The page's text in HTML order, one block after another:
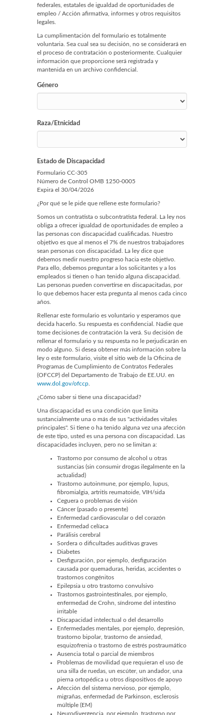
federales, estatales de igualdad de oportunidades de
empleo / Acción afirmativa, informes y otros requisitos
legales.
La cumplimentación del formulario es totalmente
voluntaria. Sea cual sea su decisión, no se considerará en
el proceso de contratación o posteriormente. Cualquier
información que proporcione será registrada y
mantenida en un archivo confidencial.
Género
Raza/Etnicidad
Estado de Discapacidad
Formulario CC-305
Número de Control OMB 1250-0005
Expira el 30/04/2026
¿Por qué se le pide que rellene este formulario?
Somos un contratista o subcontratista federal. La ley nos
obliga a ofrecer igualdad de oportunidades de empleo a
las personas con discapacidad cualificadas. Nuestro
objetivo es que al menos el 7% de nuestros trabajadores
sean personas con discapacidad. La ley dice que
debemos medir nuestro progreso hacia este objetivo.
Para ello, debemos preguntar a los solicitantes y a los
empleados si tienen o han tenido alguna discapacidad.
Las personas pueden convertirse en discapacitadas, por
lo que debemos hacer esta pregunta al menos cada cinco
años.
Rellenar este formulario es voluntario y esperamos que
decida hacerlo. Su respuesta es confidencial. Nadie que
tome decisiones de contratación la verá. Su decisión de
rellenar el formulario y su respuesta no le perjudicarán en
modo alguno. Si desea obtener más información sobre la
ley o este formulario, visite el sitio web de la Oficina de
Programas de Cumplimiento de Contratos Federales
(OFCCP) del Departamento de Trabajo de EE.UU. en
www.dol.gov/ofccp
¿Cómo saber si tiene una discapacidad?
Una discapacidad es una condición que limita
sustancialmente una o más de sus "actividades vitales
principales". Si tiene o ha tenido alguna vez una afección
de este tipo, usted es una persona con discapacidad. Las
discapacidades incluyen, pero no se limitan a:
Trastorno por consumo de alcohol u otras
sustancias (sin consumir drogas ilegalmente en la
actualidad)
Trastorno autoinmune, por ejemplo, lupus,
fibromialgia, artritis reumatoide, VIH/sida
Ceguera o problemas de visión
Cáncer (pasado o presente)
Enfermedad cardiovascular o del corazón
Enfermedad celíaca
Parálisis cerebral
Sordera o dificultades auditivas graves
Diabetes
Desfiguración, por ejemplo, desfiguración
causada por quemaduras, heridas, accidentes o
trastornos congénitos
Epilepsia u otro trastorno convulsivo
Trastornos gastrointestinales, por ejemplo,
enfermedad de Crohn, síndrome del intestino
irritable
Discapacidad intelectual o del desarrollo
Enfermedades mentales, por ejemplo, depresión,
trastorno bipolar, trastorno de ansiedad,
esquizofrenia o trastorno de estrés postraumático
Ausencia total o parcial de miembros
Problemas de movilidad que requieran el uso de
una silla de ruedas, un escúter, un andador, una
pierna ortopédica u otros dispositivos de apoyo
Afección del sistema nervioso, por ejemplo,
migrañas, enfermedad de Parkinson, esclerosis
múltiple (EM)
Neurodivergencia, por ejemplo, trastorno por